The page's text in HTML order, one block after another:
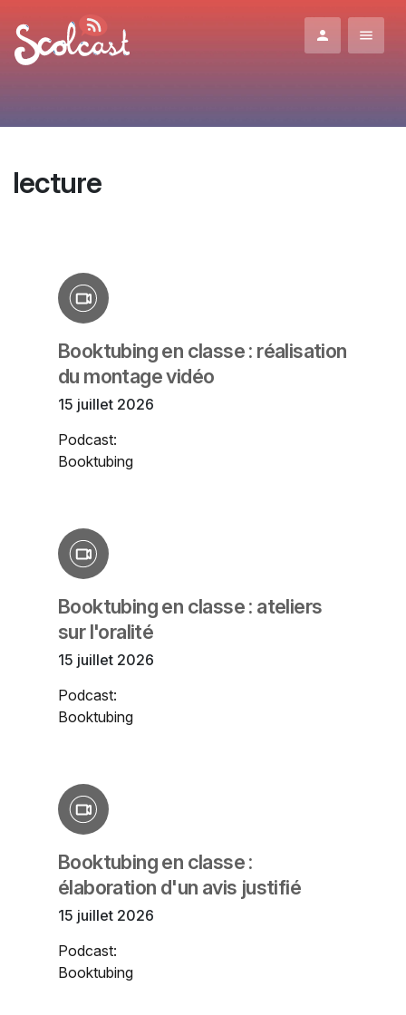
lecture
Booktubing en classe : réalisation
du montage vidéo
15 juillet 2026
Podcast:
Booktubing
Booktubing en classe : ateliers
sur l'oralité
15 juillet 2026
Podcast:
Booktubing
Booktubing en classe :
élaboration d'un avis justifié
15 juillet 2026
Podcast:
Booktubing